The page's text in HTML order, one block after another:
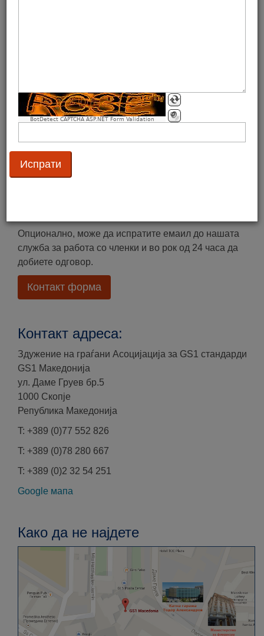
Можете да не контактирате и на email
прекуgs1mk@gs1mk.org.mk– наша заложба е на
од GS1 Македонија, притиснете
Опционално, може да испратите емаил до нашата
служба за работа со членки и во рок од 24 часа да
добиете одговор.
Контакт форма
BotDetect CAPTCHA ASP.NET Form Validation
Контакт адреса:
Здужение на граѓани Асоцијација за GS1 стандарди
GS1 Македонија
ул. Даме Груев бр.5
1000 Скопје
Република Македонија
T: +389 (0)77 552 826
T: +389 (0)78 280 667
T: +389 (0)2 32 54 251
Google мапа
Како да не најдете